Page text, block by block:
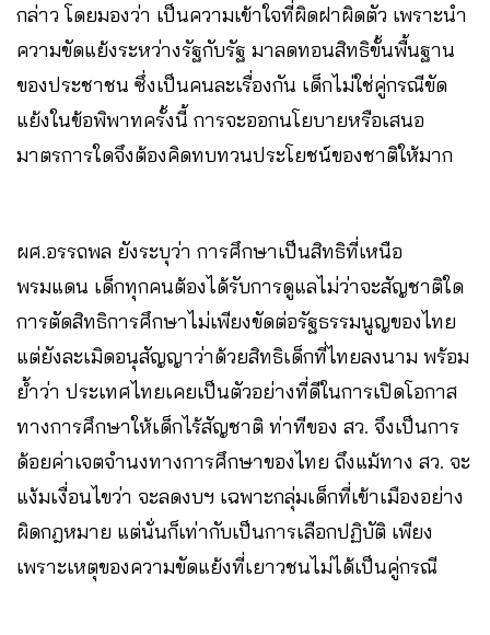
กล่าว โดยมองว่า เป็นความเข้าใจที่ผิดฝาผิดตัว เพราะนำ
ความขัดแย้งระหว่างรัฐกับรัฐ มาลดทอนสิทธิขั้นพื้นฐาน
ของประชาชน ซึ่งเป็นคนละเรื่องกัน เด็กไม่ใช่คู่กรณีขัด
แย้งในข้อพิพาทครั้งนี้ การจะออกนโยบายหรือเสนอ
มาตรการใดจึงต้องคิดทบทวนประโยชน์ของชาติให้มาก
ผศ.อรรถพล ยังระบุว่า การศึกษาเป็นสิทธิที่เหนือ
พรมแดน เด็กทุกคนต้องได้รับการดูแลไม่ว่าจะสัญชาติใด
การตัดสิทธิการศึกษาไม่เพียงขัดต่อรัฐธรรมนูญของไทย
แต่ยังละเมิดอนุสัญญาว่าด้วยสิทธิเด็กที่ไทยลงนาม พร้อม
ย้ำว่า ประเทศไทยเคยเป็นตัวอย่างที่ดีในการเปิดโอกาส
ทางการศึกษาให้เด็กไร้สัญชาติ ท่าทีของ สว. จึงเป็นการ
ด้อยค่าเจตจำนงทางการศึกษาของไทย ถึงแม้ทาง สว. จะ
แง้มเงื่อนไขว่า จะลดงบฯ เฉพาะกลุ่มเด็กที่เข้าเมืองอย่าง
ผิดกฎหมาย แต่นั่นก็เท่ากับเป็นการเลือกปฏิบัติ เพียง
เพราะเหตุของความขัดแย้งที่เยาวชนไม่ได้เป็นคู่กรณี